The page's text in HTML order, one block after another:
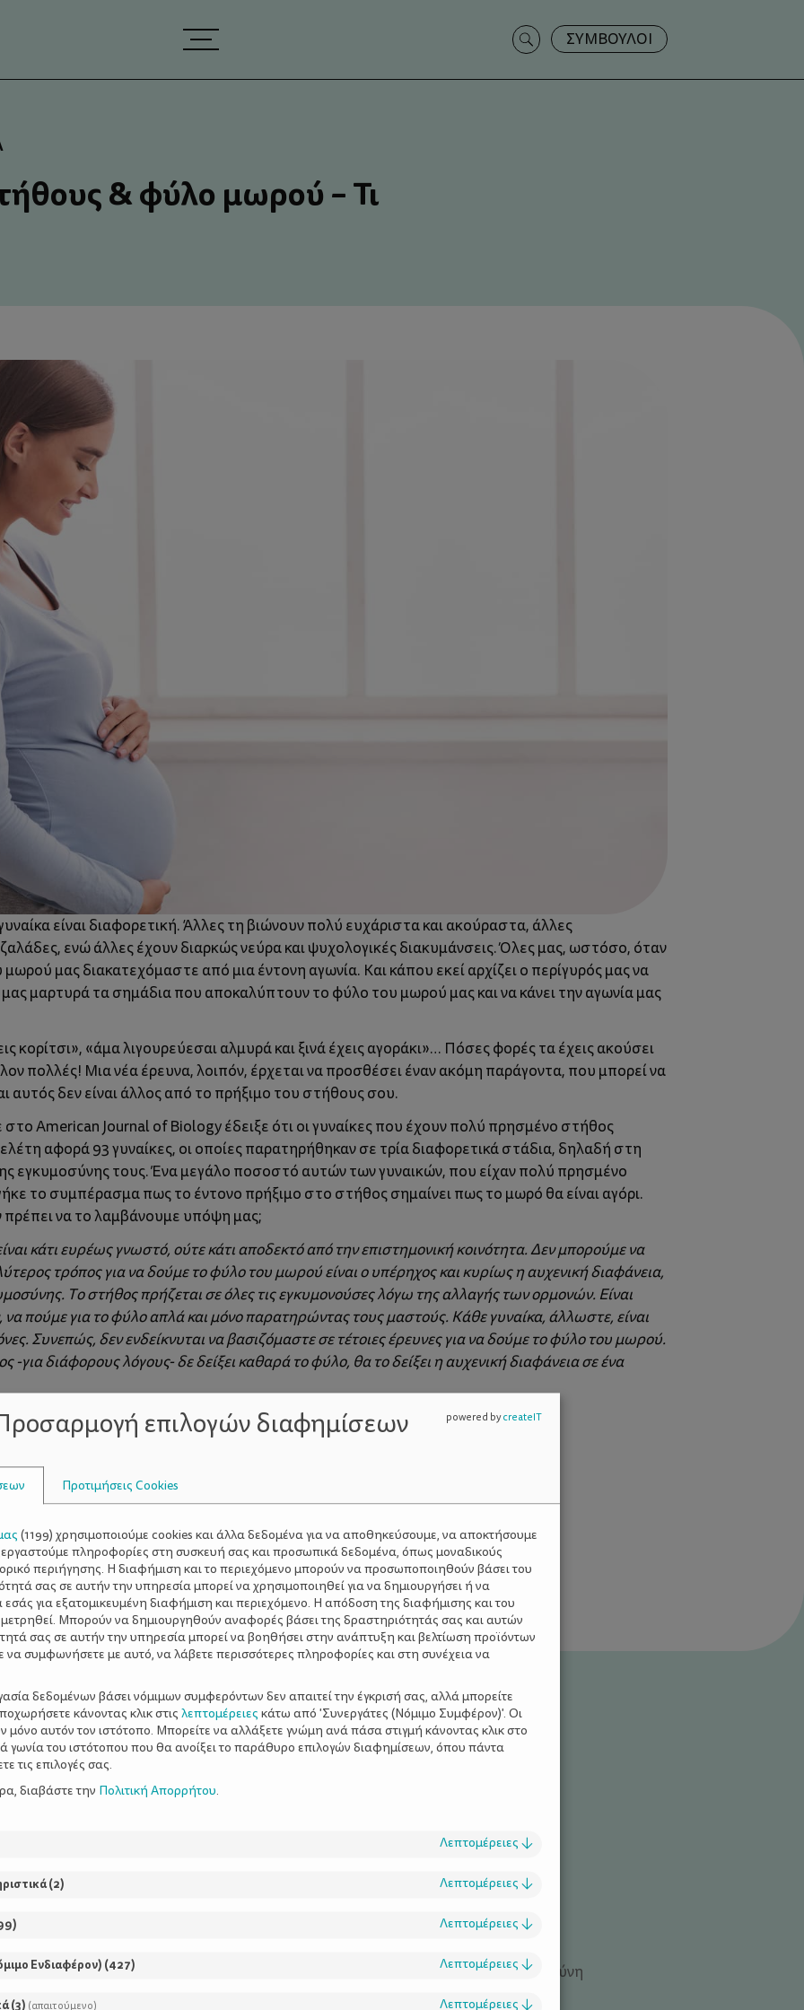
Search
for:
ΣΥΜΒΟΥΛΟΙ
& φύλο μωρού – Τι
είναι διαφορετική. Άλλες τη βιώνουν πολύ ευχάριστα και ακούραστα, άλλες
ενώ άλλες έχουν διαρκώς νεύρα και ψυχολογικές διακυμάνσεις. Όλες μας, ωστόσο, όταν
μας διακατεχόμαστε από μια έντονη αγωνία. Και κάπου εκεί αρχίζει ο περίγυρός μας να
μας μαρτυρά τα σημάδια που αποκαλύπτουν το φύλο του μωρού μας και να κάνει την αγωνία μας
κορίτσι», «άμα λιγουρεύεσαι αλμυρά και ξινά έχεις αγοράκι»… Πόσες φορές τα έχεις ακούσει
πολλές! Μια νέα έρευνα, λοιπόν, έρχεται να προσθέσει έναν ακόμη παράγοντα, που μπορεί να
δεν είναι άλλος από το πρήξιμο του στήθους σου.
American Journal of Biology έδειξε ότι οι γυναίκες που έχουν πολύ πρησμένο στήθος
αφορά 93 γυναίκες, οι οποίες παρατηρήθηκαν σε τρία διαφορετικά στάδια, δηλαδή στη
εγκυμοσύνης τους. Ένα μεγάλο ποσοστό αυτών των γυναικών, που είχαν πολύ πρησμένο
το συμπέρασμα πως το έντονο πρήξιμο στο στήθος σημαίνει πως το μωρό θα είναι αγόρι.
πρέπει να το λαμβάνουμε υπόψη μας;
κάτι ευρέως γνωστό, ούτε κάτι αποδεκτό από την επιστημονική κοινότητα. Δεν μπορούμε να
τρόπος για να δούμε το φύλο του μωρού είναι ο υπέρηχος και κυρίως η αυχενική διαφάνεια,
Το στήθος πρήζεται σε όλες τις εγκυμονούσες λόγω της αλλαγής των ορμονών. Είναι
πούμε για το φύλο απλά και μόνο παρατηρώντας τους μαστούς. Κάθε γυναίκα, άλλωστε, είναι
Συνεπώς, δεν ενδείκνυται να βασιζόμαστε σε τέτοιες έρευνες για να δούμε το φύλο του μωρού.
-για διάφορους λόγους- δε δείξει καθαρά το φύλο, θα το δείξει η αυχενική διαφάνεια σε ένα
της συμβουλές τη μαία, Βικτώρια Σιώτη.
Aerial Prenatal Yoga: ένα δώρο στην
ψυχή και το σώμα κάθε εγκύου
πάρα πολύ, καθώς δεν περίμενα να έρθει η εγκυμοσύνη
με την πρώτη προσπάθεια μετά την εξωσωματική.
επιλογών διαφημίσεων
Προτιμήσεις Cookies
(1199) χρησιμοποιούμε cookies και άλλα δεδομένα για να αποθηκεύσουμε, να αποκτήσουμε
πληροφορίες στη συσκευή σας και προσωπικά δεδομένα, όπως μοναδικούς
περιήγησης. Η διαφήμιση και το περιεχόμενο μπορούν να προσωποποιηθούν βάσει του
σας σε αυτήν την υπηρεσία μπορεί να χρησιμοποιηθεί για να δημιουργήσει ή να
εσάς για εξατομικευμένη διαφήμιση και περιεχόμενο. Η απόδοση της διαφήμισης και του
Μπορούν να δημιουργηθούν αναφορές βάσει της δραστηριότητάς σας και αυτών
σας σε αυτήν την υπηρεσία μπορεί να βοηθήσει στην ανάπτυξη και βελτίωση προϊόντων
να συμφωνήσετε με αυτό, να λάβετε περισσότερες πληροφορίες και στη συνέχεια να
δεδομένων βάσει νόμιμων συμφερόντων δεν απαιτεί την έγκρισή σας, αλλά μπορείτε
κάνοντας κλικ στις λεπτομέρειες κάτω από 'Συνεργάτες (Νόμιμο Συμφέρον)'. Οι
μόνο αυτόν τον ιστότοπο. Μπορείτε να αλλάξετε γνώμη ανά πάσα στιγμή κάνοντας κλικ στο
γωνία του ιστότοπου που θα ανοίξει το παράθυρο επιλογών διαφημίσεων, όπου πάντα
τις επιλογές σας.
διαβάστε την Πολιτική Απορρήτου.
Λεπτομέρειες ↓
(2) Λεπτομέρειες ↓
) Λεπτομέρειες ↓
Ενδιαφέρον) (427) Λεπτομέρειες ↓
(3) (απαιτούμενο) Λεπτομέρειες ↓
powered bycreateIT